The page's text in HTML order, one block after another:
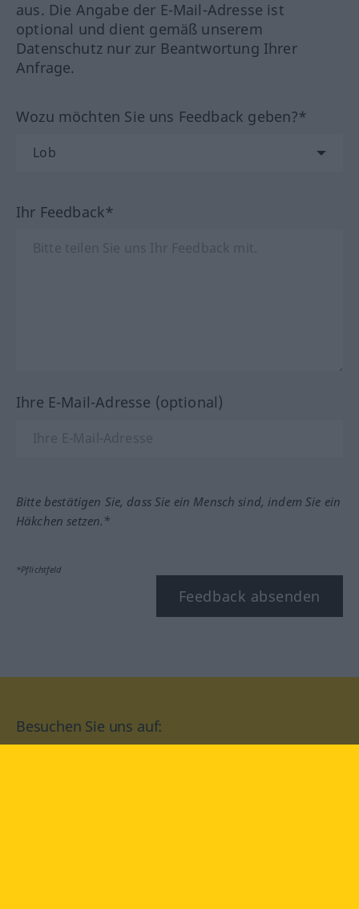
aus. Die Angabe der E-Mail-Adresse ist
optional und dient gemäß unserem
Datenschutz nur zur Beantwortung Ihrer
Anfrage.
Wozu möchten Sie uns Feedback geben?*
Ihr Feedback*
Ihre E-Mail-Adresse (optional)
Bitte bestätigen Sie, dass Sie ein Mensch sind, indem Sie ein
Häkchen setzen.*
*Pflichtfeld
Feedback absenden
Besuchen Sie uns auf: